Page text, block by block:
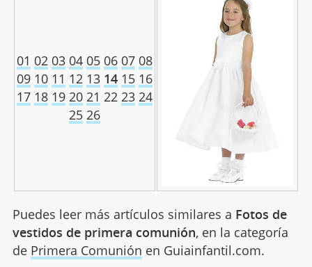
01 02 03 04 05 06 07 08
09 10 11 12 13 14 15 16
17 18 19 20 21 22 23 24
25 26
Puedes leer más artículos similares a Fotos de
vestidos de primera comunión, en la categoría
de Primera Comunión en Guiainfantil.com.